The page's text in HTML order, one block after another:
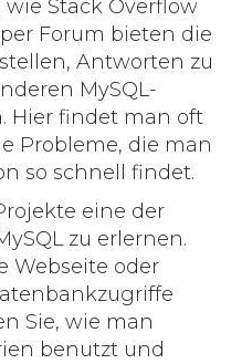
Stack Overflow
Forum bieten die
Antworten zu
MySQL-
Hier findet man oft
Probleme, die man
so schnell findet.
eine der
zu erlernen.
Webseite oder
Sie, wie man
benutzt und